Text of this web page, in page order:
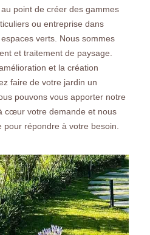
point de créer des gammes
ou entreprise dans
verts. Nous sommes
et traitement de paysage.
et la création
faire de votre jardin un
pouvons vous apporter notre
cœur votre demande et nous
répondre à votre besoin.